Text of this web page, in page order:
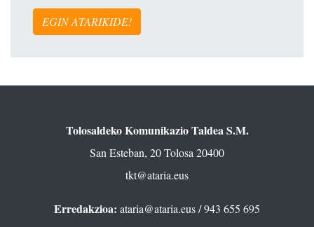
EGIN ATARIKIDE!
Tolosaldeko Komunikazio Taldea S.M.
San Esteban, 20 Tolosa 20400
tkt@ataria.eus
Erredakzioa: ataria@ataria.eus/ 943 655 695